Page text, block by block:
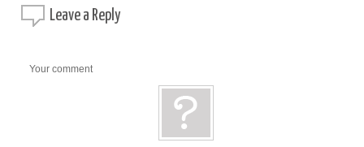
Leave a Reply
Your comment